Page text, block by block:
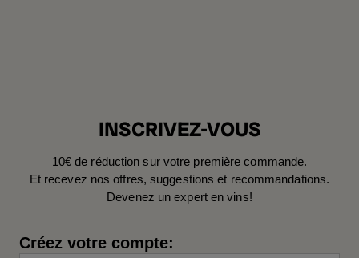
INSCRIVEZ-VOUS
10€ de réduction sur votre première commande.
Et recevez nos offres, suggestions et recommandations.
Devenez un expert en vins!
Créez votre compte: